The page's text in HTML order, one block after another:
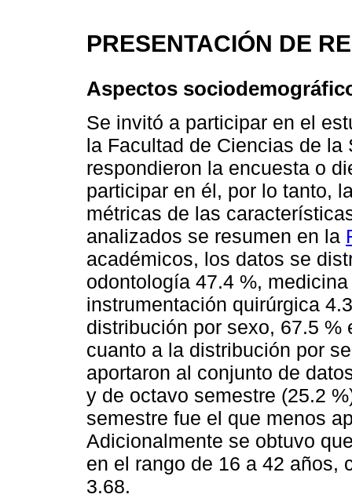
PRESENTACIÓN DE
Aspectos
Se invitó a participar en el
la Facultad de Ciencias de
respondieron la encuesta o
participar en él, por lo tanto,
métricas de las
analizados se resumen en la
académicos, los datos se
odontología 47.4 %,
instrumentación quirúrgica
distribución por sexo, 67.5 %
cuanto a la distribución por
aportaron al conjunto de
y de octavo semestre (25.2
semestre fue el que menos
Adicionalmente se obtuvo
en el rango de 16 a 42 años,
3.68.